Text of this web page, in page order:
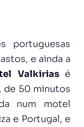
portuguesas
e ainda a
Valkiriasé
de 50 minutos
num motel
e Portugal, e